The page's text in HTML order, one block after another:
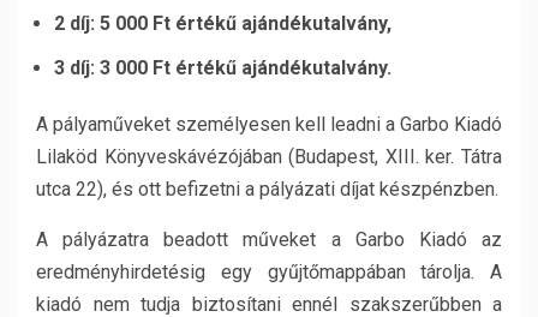
2 díj: 5 000 Ft értékű ajándékutalvány,
3 díj: 3 000 Ft értékű ajándékutalvány.
A pályaműveket személyesen kell leadni a Garbo Kiadó
Lilaköd Könyveskávézójában (Budapest, XIII. ker. Tátra
utca 22), és ott befizetni a pályázati díjat készpénzben.
A pályázatra beadott műveket a Garbo Kiadó az
eredményhirdetésig egy gyűjtőmappában tárolja. A
kiadó nem tudja biztosítani ennél szakszerűbben a